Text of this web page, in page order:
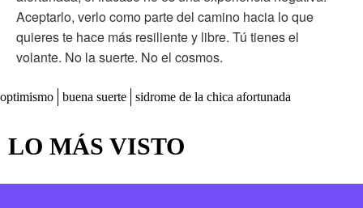
Aceptarlo, verlo como parte del camino hacia lo que
quieres te hace más resiliente y libre. Tú tienes el
volante. No la suerte. No el cosmos.
optimismo buena suerte sidrome de la chica afortunada
LO MÁS VISTO